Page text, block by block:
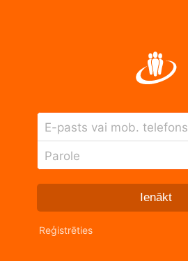
E-pasts vai mob. telefons
Parole
Ienākt
Reģistrēties